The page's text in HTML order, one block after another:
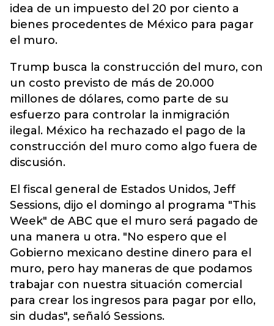
idea de un impuesto del 20 por ciento a
bienes procedentes de México para pagar
el muro.
Trump busca la construcción del muro, con
un costo previsto de más de 20.000
millones de dólares, como parte de su
esfuerzo para controlar la inmigración
ilegal. México ha rechazado el pago de la
construcción del muro como algo fuera de
discusión.
El fiscal general de Estados Unidos, Jeff
Sessions, dijo el domingo al programa "This
Week" de ABC que el muro será pagado de
una manera u otra. "No espero que el
Gobierno mexicano destine dinero para el
muro, pero hay maneras de que podamos
trabajar con nuestra situación comercial
para crear los ingresos para pagar por ello,
sin dudas", señaló Sessions.